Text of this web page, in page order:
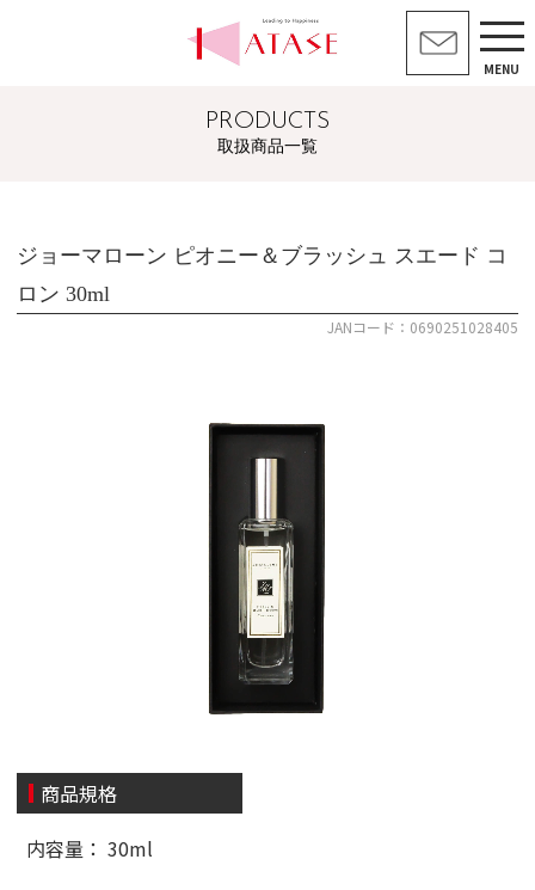
MENU
PRODUCTS
取扱商品一覧
ジョーマローン ピオニー＆ブラッシュ スエード コ
ロン 30ml
JANコード：0690251028405
商品規格
内容量： 30ml